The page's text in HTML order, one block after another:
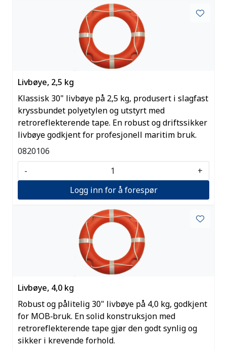
Livbøye, 2,5 kg
Klassisk 30" livbøye på 2,5 kg, produsert i slagfast
kryssbundet polyetylen og utstyrt med
retroreflekterende tape. En robust og driftssikker
livbøye godkjent for profesjonell maritim bruk.
0820106
-
+
Logg inn for å forespør
Livbøye, 4,0 kg
Robust og pålitelig 30" livbøye på 4,0 kg, godkjent
for MOB‑bruk. En solid konstruksjon med
retroreflekterende tape gjør den godt synlig og
sikker i krevende forhold.